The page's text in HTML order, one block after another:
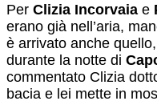
Per Clizia Incorvaia e
erano già nell’aria,
è arrivato anche
durante la notte di
commentato Clizia
bacia e lei mette in